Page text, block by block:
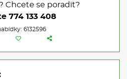
Chcete se poradit?
774 133 408
6132596